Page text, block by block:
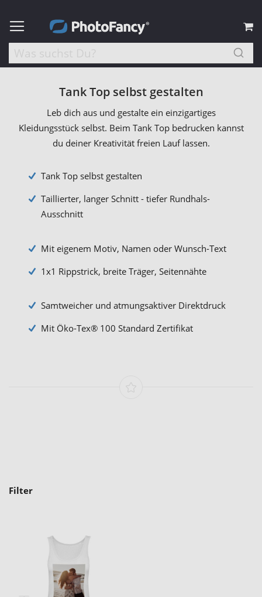
Tank Top selbst gestalten
Leb dich aus und gestalte ein einzigartiges
Kleidungsstück selbst. Beim Tank Top bedrucken kannst
du deiner Kreativität freien Lauf lassen.
Tank Top selbst gestalten
Taillierter, langer Schnitt - tiefer Rundhals-
Ausschnitt
Mit eigenem Motiv, Namen oder Wunsch-Text
1x1 Rippstrick, breite Träger, Seitennähte
Samtweicher und atmungsaktiver Direktdruck
Mit Öko-Tex® 100 Standard Zertifikat
Filter